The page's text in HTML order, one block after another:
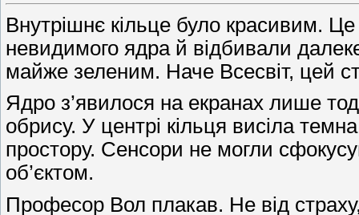
Внутрішнє кільце було красивим.
невидимого ядра й відбивали
майже зеленим. Наче Всесвіт, цей
Ядро з’явилося на екранах лише
обрису. У центрі кільця висіла
простору. Сенсори не могли
об’єктом.
Професор Вол плакав. Не від